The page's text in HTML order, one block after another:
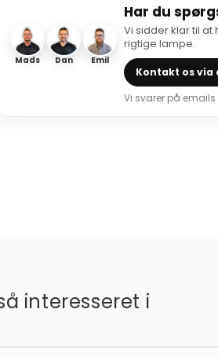
Mads Dan Emil
Har du
Vi sidder klar til
rigtige lampe.
Kontakt os via
Vi svarer på
interesseret i